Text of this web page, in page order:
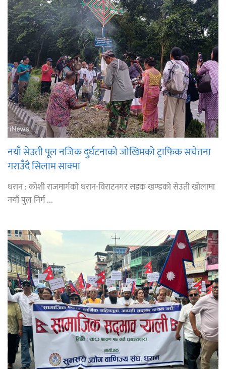
नयाँ सेउती पूल नजिक दुर्घटनाको जोखिमको ट्राफिक सचेतना
गराउँदै सिलाम साक्मा
धरान : कोशी राजमार्गको धरान-विराटनगर सडक खण्डको सेउती खोलामा
नयाँ पुल निर्म ...